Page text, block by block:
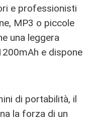
e professionisti
MP3 o piccole
una leggera
e dispone
di portabilità, il
la forza di un